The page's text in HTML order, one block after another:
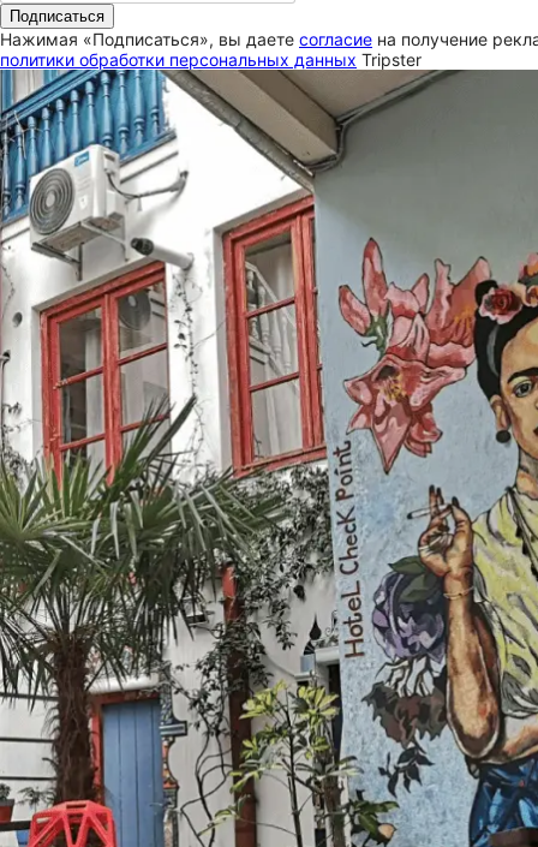
Подписаться
Нажимая «Подписаться», вы даете согласие на получение
политики обработки персональных данных Tripster